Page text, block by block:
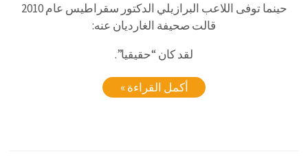
حينما توفى اللاعب البرازيلي الدكتور سقراطيس عام 2010
قالت صحيفة الغارديان عنه:
لقد كان “حقيقيا”.
أكمل القراءة »